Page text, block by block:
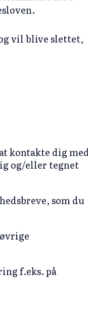
vil blive slettet,
kontakte dig
og/eller tegnet
som du
f.eks. på